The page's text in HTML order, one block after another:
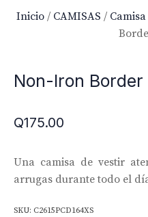
Inicio/ CAMISAS /
Non-Iron Border
Q175.00
Una camisa de vestir
arrugas durante todo el
SKU: C2615PCD164XS